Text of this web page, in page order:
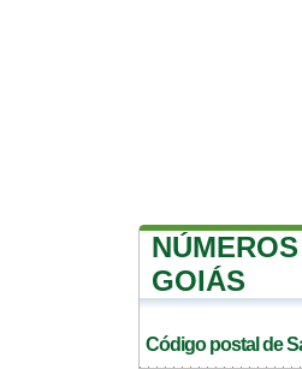
GOIÁS
Código postal de